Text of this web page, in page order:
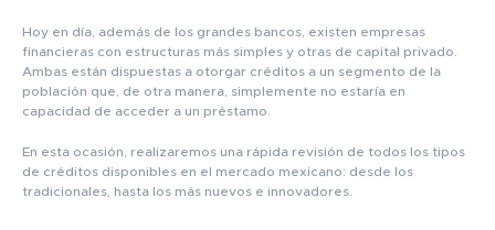
Hoy en día, además de los grandes bancos, existen empresas
financieras con estructuras más simples y otras de capital privado.
Ambas están dispuestas a otorgar créditos a un segmento de la
población que, de otra manera, simplemente no estaría en
capacidad de acceder a un préstamo.
En esta ocasión, realizaremos una rápida revisión de todos los tipos
de créditos disponibles en el mercado mexicano: desde los
tradicionales, hasta los más nuevos e innovadores.